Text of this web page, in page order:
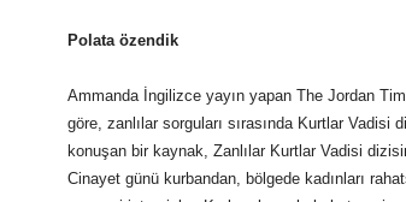
Polata özendik
Ammanda İngilizce yayın yapan The Jordan
göre, zanlılar sorguları sırasında Kurtlar
konuşan bir kaynak, Zanlılar Kurtlar Vadisi
Cinayet günü kurbandan, bölgede kadınları